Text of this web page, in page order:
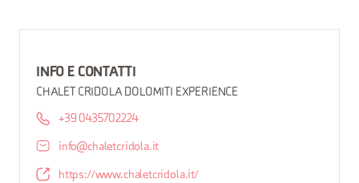
INFO E CONTATTI
CHALET CRIDOLA DOLOMITI EXPERIENCE
+39 0435702224
info@chaletcridola.it
https://www.chaletcridola.it/